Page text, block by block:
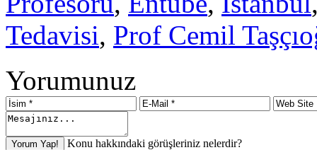
Tedavisi, Prof Cemil
Yorumunuz
Konu hakkındaki görüşleriniz nelerdir?